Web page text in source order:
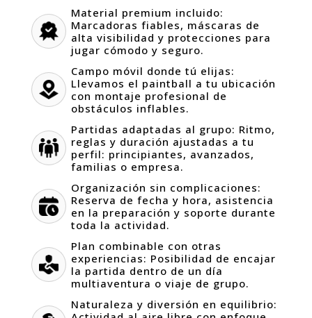
Material premium incluido:
Marcadoras fiables, máscaras de
alta visibilidad y protecciones para
jugar cómodo y seguro.
Campo móvil donde tú elijas:
Llevamos el paintball a tu ubicación
con montaje profesional de
obstáculos inflables.
Partidas adaptadas al grupo: Ritmo,
reglas y duración ajustadas a tu
perfil: principiantes, avanzados,
familias o empresa.
Organización sin complicaciones:
Reserva de fecha y hora, asistencia
en la preparación y soporte durante
toda la actividad.
Plan combinable con otras
experiencias: Posibilidad de encajar
la partida dentro de un día
multiaventura o viaje de grupo.
Naturaleza y diversión en equilibrio: